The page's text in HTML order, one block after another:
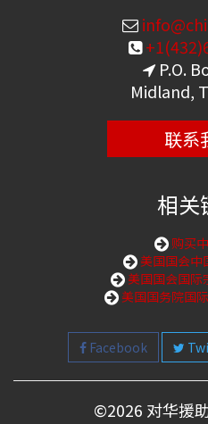
P.O.
Midland,
联系
相关
购买
美国国会中
美国国会国际
美国国务院国
Facebook
©2026 对华援